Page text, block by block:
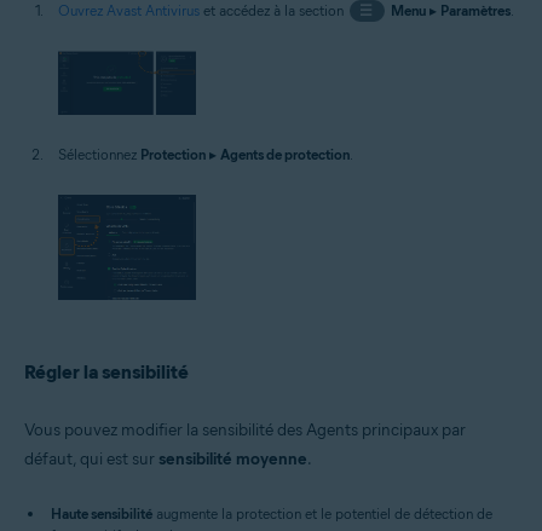
Ouvrez Avast Antivirus et accédez à la section ☰ Menu▸ Paramètres.
Sélectionnez Protection ▸ Agents de protection.
Régler la sensibilité
Vous pouvez modifier la sensibilité des Agents principaux par
défaut, qui est sur sensibilité moyenne.
Haute sensibilité augmente la protection et le potentiel de détection de